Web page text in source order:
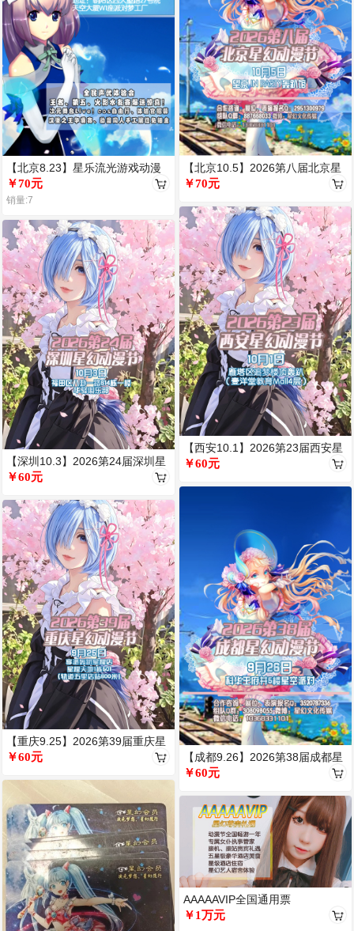
【北京8.23】星乐流光游戏动漫
派对
￥70元
销量:7
【深圳10.3】2026第24届深圳星
幻动漫节
￥60元
【重庆9.25】2026第39届重庆星
幻动漫节
￥60元
【北京10.5】2026第八届北京星
幻动漫节
￥70元
【西安10.1】2026第23届西安星
幻动漫节
￥60元
【成都9.26】2026第38届成都星
幻动漫节
￥60元
AAAAAVIP全国通用票
￥1万元